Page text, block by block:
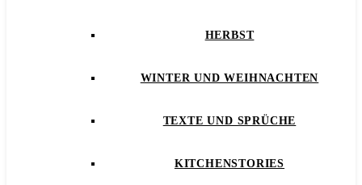
HERBST
WINTER UND WEIHNACHTEN
TEXTE UND SPRÜCHE
KITCHENSTORIES